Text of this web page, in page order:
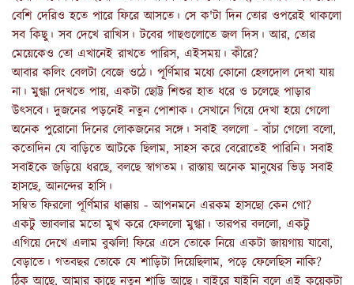
বেশি দেরিও হতে পারে ফিরে আসতে। সে ক'টা দিন তোর ওপরেই থাকলো
সব কিছু। সব দেখে রাখিস। টবের গাছগুলোতে জল দিস। আর, তোর
মেয়েকেও তো এখানেই রাখতে পারিস, এইসময়। কীরে?
আবার কলিং বেলটা বেজে ওঠে। পূর্ণিমার মধ্যে কোনো হেলদোল দেখা যায়
না। মুগ্ধা দেখতে পায়, একটা ছোট্ট শিশুর হাত ধরে ও চলেছে পাড়ার
উৎসবে। দুজনের পড়নেই নতুন পোশাক। সেখানে গিয়ে দেখা হয়ে গেলো
অনেক পুরোনো দিনের লোকজনের সঙ্গে। সবাই বললো - বাঁচা গেলো বলো,
কতোদিন যে বাড়িতে আটকে ছিলাম, সাহস করে বেরোতেই পারিনি। সবাই
সবাইকে জড়িয়ে ধরছে, বলছে স্বাগতম। রাস্তায় অনেক মানুষের ভিড় সবাই
হাসছে, আনন্দের হাসি।
সম্বিত ফিরলো পূর্ণিমার ধাক্কায় - আপনমনে এরকম হাসছো কেন গো?
একটু ভ্যাবলার মতো মুখ করে ফেললো মুগ্ধা। তারপর বললো, একটু
এগিয়ে দেখে এলাম বুঝলি! ফিরে এসে তোকে নিয়ে একটা জায়গায় যাবো,
বেড়াতে। গতবছর তোকে যে শাড়িটা দিয়েছিলাম, পড়ে ফেলেছিস নাকি?